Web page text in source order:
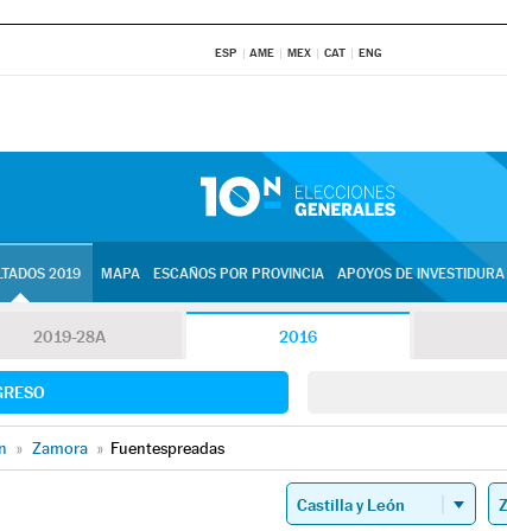
ESP AME MEX CAT ENG
2019 MAPA ESCAÑOS POR PROVINCIA APOYOS DE INVESTIDURA
2019-28A 2016
» Zamora » Fuentespreadas